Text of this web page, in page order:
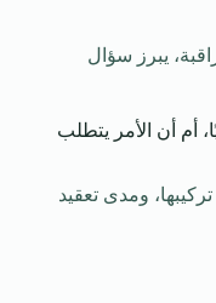
يبرز سؤال
أم أن الأمر يتطلب
ومدى تعقيد